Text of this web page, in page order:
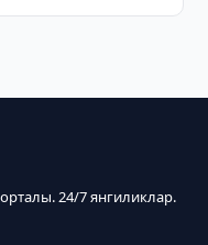
24/7 янгиликлар.